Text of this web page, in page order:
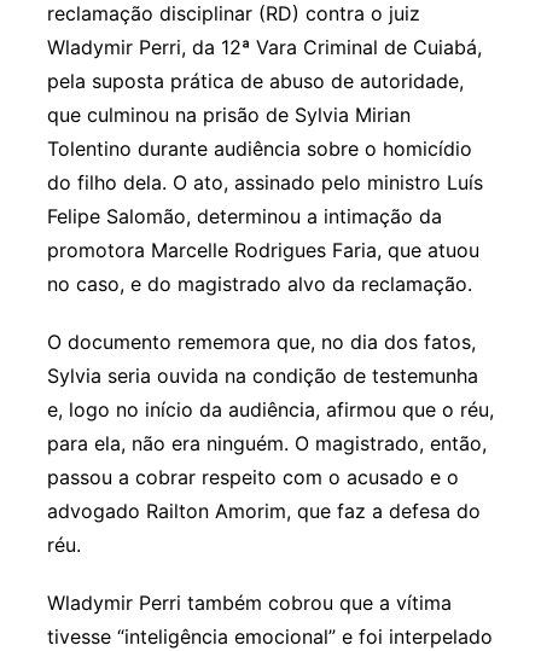
reclamação disciplinar (RD) contra o juiz
Wladymir Perri, da 12ª Vara Criminal de Cuiabá,
pela suposta prática de abuso de autoridade,
que culminou na prisão de Sylvia Mirian
Tolentino durante audiência sobre o homicídio
do filho dela. O ato, assinado pelo ministro Luís
Felipe Salomão, determinou a intimação da
promotora Marcelle Rodrigues Faria, que atuou
no caso, e do magistrado alvo da reclamação.
O documento rememora que, no dia dos fatos,
Sylvia seria ouvida na condição de testemunha
e, logo no início da audiência, afirmou que o réu,
para ela, não era ninguém. O magistrado, então,
passou a cobrar respeito com o acusado e o
advogado Railton Amorim, que faz a defesa do
réu.
Wladymir Perri também cobrou que a vítima
tivesse “inteligência emocional” e foi interpelado